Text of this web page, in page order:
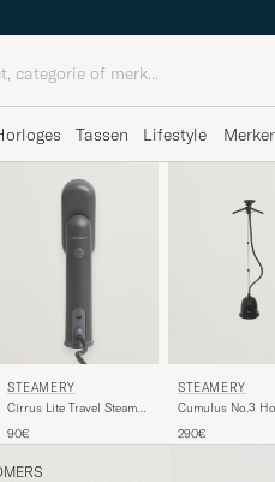
Tassen Lifestyle
STEAMERY
Cirrus Lite Travel Steamer
90€
STEAMERY
Cumulus No.3
290€